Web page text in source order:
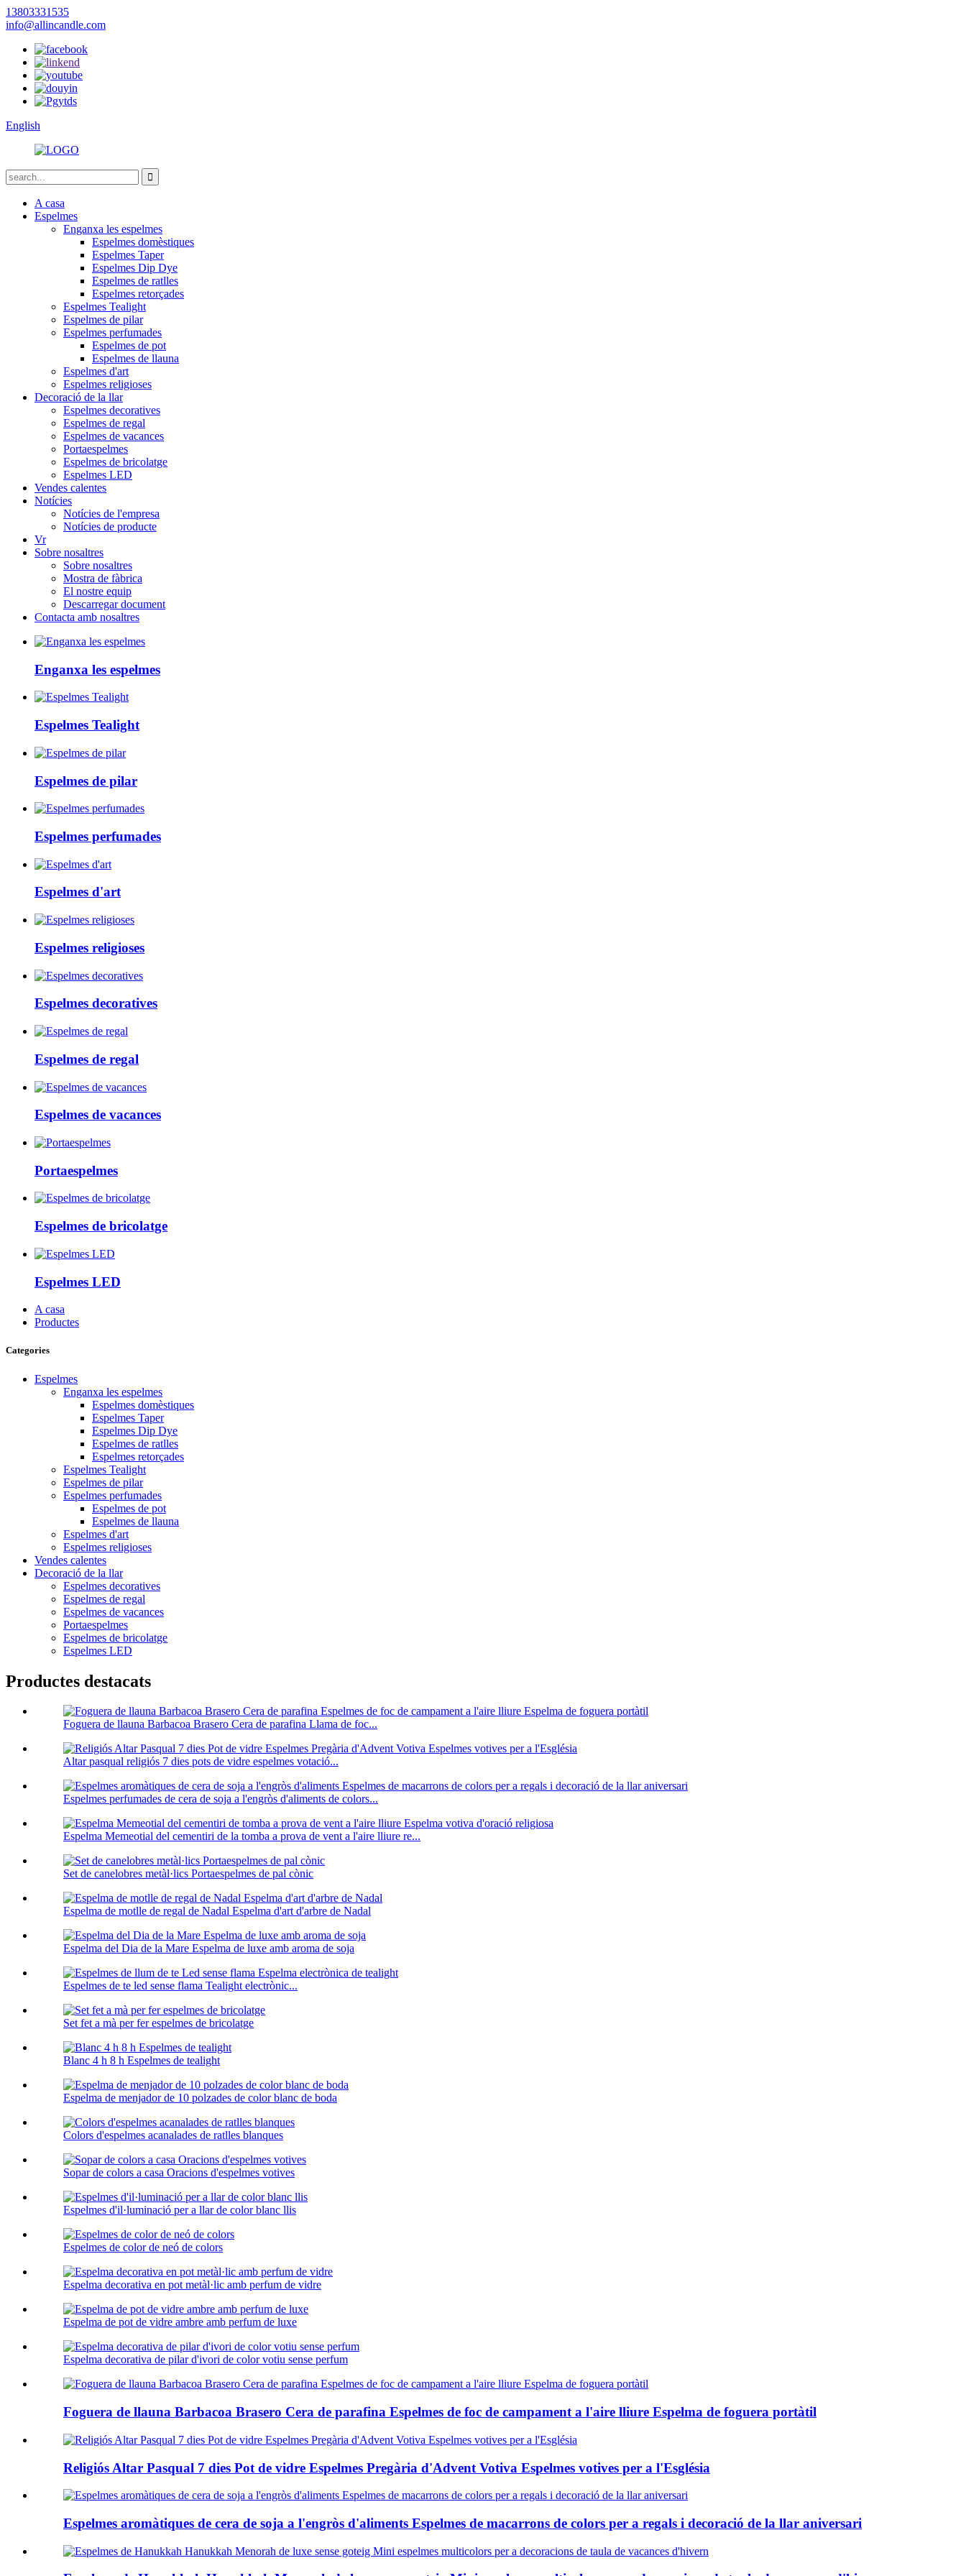
13803331535
info@allincandle.com
English
A casa
Espelmes
Enganxa les espelmes
Espelmes domèstiques
Espelmes Taper
Espelmes Dip Dye
Espelmes de ratlles
Espelmes retorçades
Espelmes Tealight
Espelmes de pilar
Espelmes perfumades
Espelmes de pot
Espelmes de llauna
Espelmes d'art
Espelmes religioses
Decoració de la llar
Espelmes decoratives
Espelmes de regal
Espelmes de vacances
Portaespelmes
Espelmes de bricolatge
Espelmes LED
Vendes calentes
Notícies
Notícies de l'empresa
Notícies de producte
Vr
Sobre nosaltres
Sobre nosaltres
Mostra de fàbrica
El nostre equip
Descarregar document
Contacta amb nosaltres
Enganxa les espelmes
Espelmes Tealight
Espelmes de pilar
Espelmes perfumades
Espelmes d'art
Espelmes religioses
Espelmes decoratives
Espelmes de regal
Espelmes de vacances
Portaespelmes
Espelmes de bricolatge
Espelmes LED
A casa
Productes
Categories
Espelmes
Enganxa les espelmes
Espelmes domèstiques
Espelmes Taper
Espelmes Dip Dye
Espelmes de ratlles
Espelmes retorçades
Espelmes Tealight
Espelmes de pilar
Espelmes perfumades
Espelmes de pot
Espelmes de llauna
Espelmes d'art
Espelmes religioses
Vendes calentes
Decoració de la llar
Espelmes decoratives
Espelmes de regal
Espelmes de vacances
Portaespelmes
Espelmes de bricolatge
Espelmes LED
Productes destacats
Foguera de llauna Barbacoa Brasero Cera de parafina Llama de foc...
Altar pasqual religiós 7 dies pots de vidre espelmes votació...
Espelmes perfumades de cera de soja a l'engròs d'aliments de colors...
Espelma Memeotial del cementiri de la tomba a prova de vent a l'aire lliure re...
Set de canelobres metàl·lics Portaespelmes de pal cònic
Espelma de motlle de regal de Nadal Espelma d'art d'arbre de Nadal
Espelma del Dia de la Mare Espelma de luxe amb aroma de soja
Espelmes de te led sense flama Tealight electrònic...
Set fet a mà per fer espelmes de bricolatge
Blanc 4 h 8 h Espelmes de tealight
Espelma de menjador de 10 polzades de color blanc de boda
Colors d'espelmes acanalades de ratlles blanques
Sopar de colors a casa Oracions d'espelmes votives
Espelmes d'il·luminació per a llar de color blanc llis
Espelmes de color de neó de colors
Espelma decorativa en pot metàl·lic amb perfum de vidre
Espelma de pot de vidre ambre amb perfum de luxe
Espelma decorativa de pilar d'ivori de color votiu sense perfum
Foguera de llauna Barbacoa Brasero Cera de parafina Espelmes de foc de campament a l'aire lliure Espelma de foguera portàtil
Religiós Altar Pasqual 7 dies Pot de vidre Espelmes Pregària d'Advent Votiva Espelmes votives per a l'Església
Espelmes aromàtiques de cera de soja a l'engròs d'aliments Espelmes de macarrons de colors per a regals i decoració de la llar aniversari